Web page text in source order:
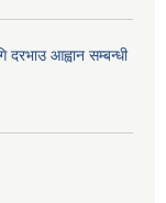
दरभाउ आह्वान सम्बन्धी